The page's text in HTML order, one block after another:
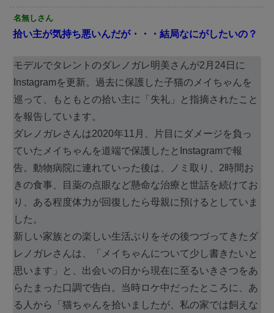
名無しさん
拾い主が気持ち悪いんだが・・・結局なにがしたいの？
モデルでタレントのダレノガレ明美さんが2月24日に
Instagramを更新。過去に保護した子猫のメイちゃんを
巡って、もともとの拾い主に「失礼」と指摘されたこと
を報告しています。
ダレノガレさんは2020年11月、片目にダメージを負っ
ていたメイちゃんを道端で保護したとInstagramで報
告。動物病院に連れていった後は、ノミ取り、2時間お
きの食事、目薬の点眼など懸命な治療と世話を続けてお
り、ある程度体力が回復したら母親に預けるとしていま
した。
新しい家族との楽しい生活ぶりをその後つづってきたダ
レノガレさんは、「メイちゃんについて少し書きたいと
思います」と、出会いの日から現在に至るいきさつをあ
らたまった口調で告白。当時ロケ中だったところに、あ
る人から「猫ちゃんを拾いましたが、私の家では飼えな